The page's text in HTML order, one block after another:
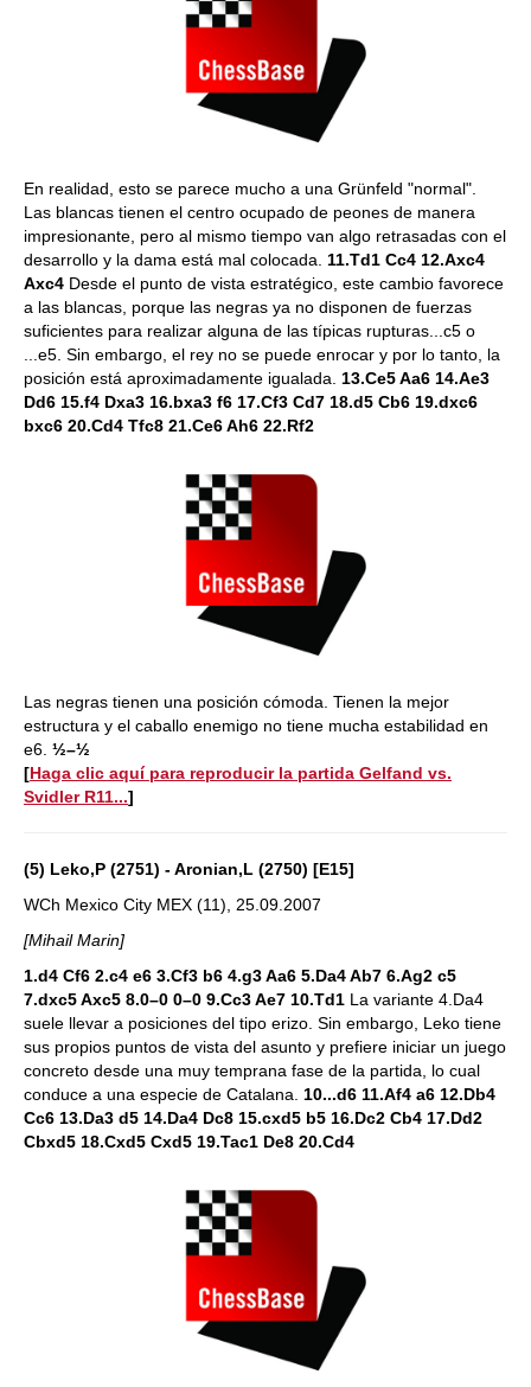
En realidad, esto se parece mucho a una Grünfeld "normal".
Las blancas tienen el centro ocupado de peones de manera
impresionante, pero al mismo tiempo van algo retrasadas con el
desarrollo y la dama está mal colocada. 11.Td1 Cc4 12.Axc4
Axc4 Desde el punto de vista estratégico, este cambio favorece
a las blancas, porque las negras ya no disponen de fuerzas
suficientes para realizar alguna de las típicas rupturas...c5 o
...e5. Sin embargo, el rey no se puede enrocar y por lo tanto, la
posición está aproximadamente igualada. 13.Ce5 Aa6 14.Ae3
Dd6 15.f4 Dxa3 16.bxa3 f6 17.Cf3 Cd7 18.d5 Cb6 19.dxc6
bxc6 20.Cd4 Tfc8 21.Ce6 Ah6 22.Rf2
Las negras tienen una posición cómoda. Tienen la mejor
estructura y el caballo enemigo no tiene mucha estabilidad en
e6. ½–½
[Haga clic aquí para reproducir la partida Gelfand vs.
Svidler R11...]
(5) Leko,P (2751) - Aronian,L (2750) [E15]
WCh Mexico City MEX (11), 25.09.2007
[Mihail Marin]
1.d4 Cf6 2.c4 e6 3.Cf3 b6 4.g3 Aa6 5.Da4 Ab7 6.Ag2 c5
7.dxc5 Axc5 8.0–0 0–0 9.Cc3 Ae7 10.Td1 La variante 4.Da4
suele llevar a posiciones del tipo erizo. Sin embargo, Leko tiene
sus propios puntos de vista del asunto y prefiere iniciar un juego
concreto desde una muy temprana fase de la partida, lo cual
conduce a una especie de Catalana. 10...d6 11.Af4 a6 12.Db4
Cc6 13.Da3 d5 14.Da4 Dc8 15.cxd5 b5 16.Dc2 Cb4 17.Dd2
Cbxd5 18.Cxd5 Cxd5 19.Tac1 De8 20.Cd4